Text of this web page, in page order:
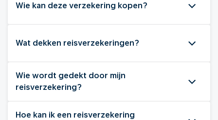
Wie kan deze verzekering kopen?
Wat dekken reisverzekeringen?
Wie wordt gedekt door mijn
reisverzekering?
Hoe kan ik een reisverzekering